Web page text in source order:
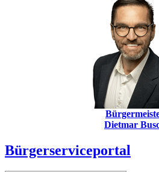
Dietmar
Bürgerserviceportal